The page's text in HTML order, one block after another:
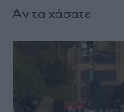
Αν τα χάσατε